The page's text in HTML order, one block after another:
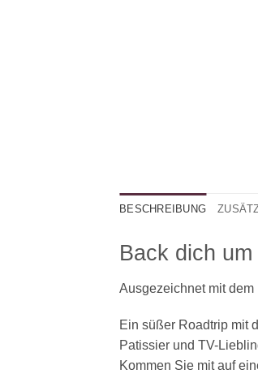
BESCHREIBUNG
Back dich
Ausgezeichnet mit
Ein süßer Roadtrip mit
Pa­tis­si­er und TV-
Kommen Sie mit auf